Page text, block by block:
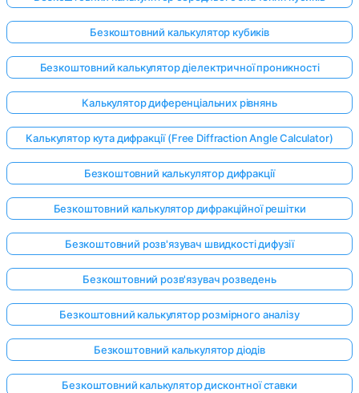
Увійдіть
тут!
Безкоштовний калькулятор кубиків
Безкоштовний калькулятор діелектричної проникності
Калькулятор диференціальних рівнянь
Калькулятор кута дифракції (Free Diffraction Angle Calculator)
Безкоштовний калькулятор дифракції
Безкоштовний калькулятор дифракційної решітки
Безкоштовний розв'язувач швидкості дифузії
Безкоштовний розв'язувач розведень
Безкоштовний калькулятор розмірного аналізу
Безкоштовний калькулятор діодів
Безкоштовний калькулятор дисконтної ставки